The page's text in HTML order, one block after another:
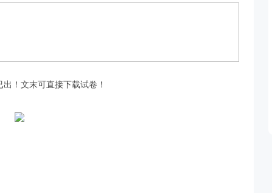
出！文末可直接下载试卷！